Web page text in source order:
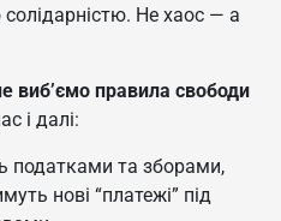
Не хаос — а
виб’ємо правила свободи
і далі:
податками та зборами,
нові “платежі” під